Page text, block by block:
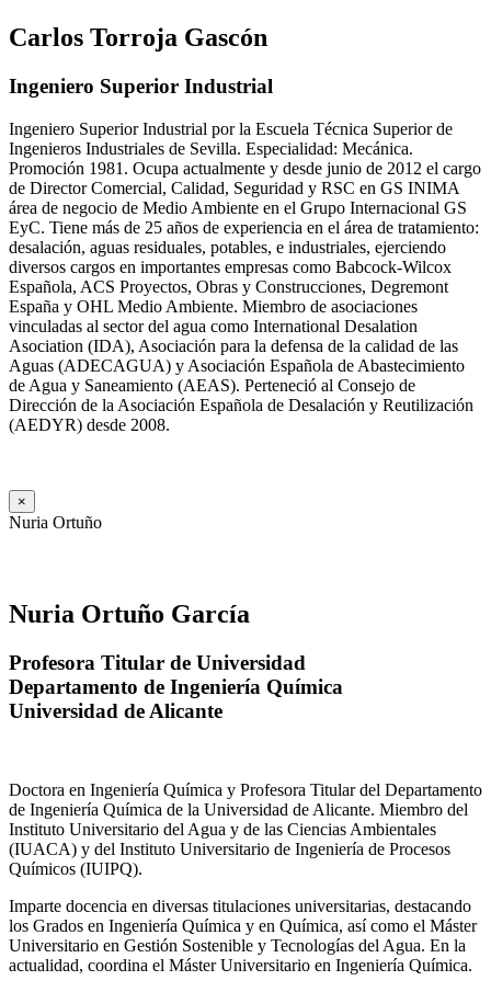
Carlos Torroja Gascón
Ingeniero Superior Industrial
Ingeniero Superior Industrial por la Escuela Técnica Superior de
Ingenieros Industriales de Sevilla. Especialidad: Mecánica.
Promoción 1981. Ocupa actualmente y desde junio de 2012 el cargo
de Director Comercial, Calidad, Seguridad y RSC en GS INIMA
área de negocio de Medio Ambiente en el Grupo Internacional GS
EyC. Tiene más de 25 años de experiencia en el área de tratamiento:
desalación, aguas residuales, potables, e industriales, ejerciendo
diversos cargos en importantes empresas como Babcock-Wilcox
Española, ACS Proyectos, Obras y Construcciones, Degremont
España y OHL Medio Ambiente. Miembro de asociaciones
vinculadas al sector del agua como International Desalation
Asociation (IDA), Asociación para la defensa de la calidad de las
Aguas (ADECAGUA) y Asociación Española de Abastecimiento
de Agua y Saneamiento (AEAS). Perteneció al Consejo de
Dirección de la Asociación Española de Desalación y Reutilización
(AEDYR) desde 2008.
×
Nuria Ortuño
Nuria Ortuño García
Profesora Titular de Universidad
Departamento de Ingeniería Química
Universidad de Alicante
Doctora en Ingeniería Química y Profesora Titular del Departamento
de Ingeniería Química de la Universidad de Alicante. Miembro del
Instituto Universitario del Agua y de las Ciencias Ambientales
(IUACA) y del Instituto Universitario de Ingeniería de Procesos
Químicos (IUIPQ).
Imparte docencia en diversas titulaciones universitarias, destacando
los Grados en Ingeniería Química y en Química, así como el Máster
Universitario en Gestión Sostenible y Tecnologías del Agua. En la
actualidad, coordina el Máster Universitario en Ingeniería Química.